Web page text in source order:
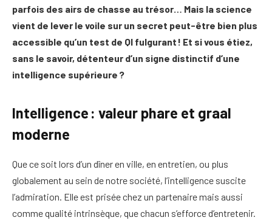
parfois des airs de chasse au trésor… Mais la science
vient de lever le voile sur un secret peut-être bien plus
accessible qu’un test de QI fulgurant ! Et si vous étiez,
sans le savoir, détenteur d’un signe distinctif d’une
intelligence supérieure ?
Intelligence : valeur phare et graal
moderne
Que ce soit lors d’un dîner en ville, en entretien, ou plus
globalement au sein de notre société, l’intelligence suscite
l’admiration. Elle est prisée chez un partenaire mais aussi
comme qualité intrinsèque, que chacun s’efforce d’entretenir.